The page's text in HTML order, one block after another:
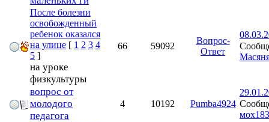
После болезни
освобожденный
ребенок оказался
на улице [ 1 2 3 4
5 ]
на уроке
физкультуры
66 59092
Вопрос-
Ответ
вопрос от
молодого
педагога
4 10192 Pumba4924
мох183